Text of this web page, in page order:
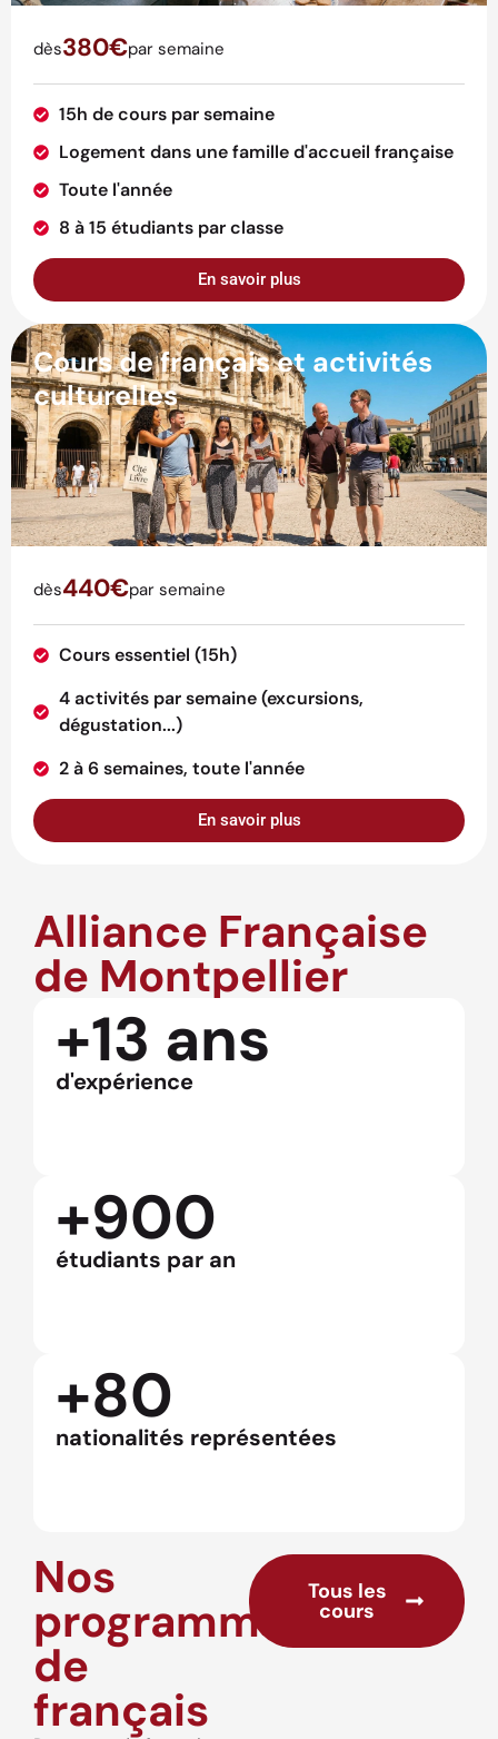
dès380€par semaine
15h de cours par semaine
Logement dans une famille d'accueil française
Toute l'année
8 à 15 étudiants par classe
En savoir plus
Cours de français et activités
culturelles
dès440€par semaine
Cours essentiel (15h)
4 activités par semaine (excursions,
dégustation...)
2 à 6 semaines, toute l'année
En savoir plus
Alliance Française
de Montpellier
+13 ans
d'expérience
+900
étudiants par an
+80
nationalités représentées
Nos
programmes
de
français
Tous les
cours